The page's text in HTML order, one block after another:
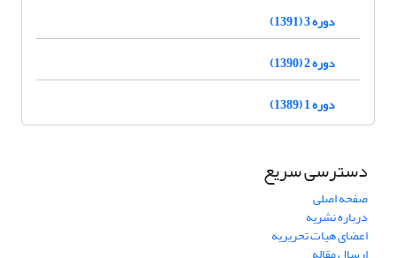
دوره 3 (1391)
دوره 2 (1390)
دوره 1 (1389)
دسترسی سریع
صفحه اصلی
درباره نشریه
اعضای هیات تحریریه